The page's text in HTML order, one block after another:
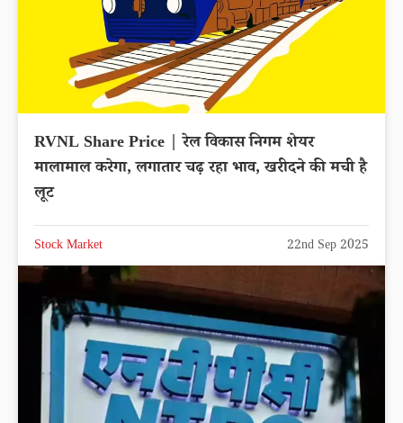
RVNL Share Price | रेल विकास निगम शेयर
मालामाल करेगा, लगातार चढ़ रहा भाव, खरीदने की मची है
लूट
Stock Market 22nd Sep 2025